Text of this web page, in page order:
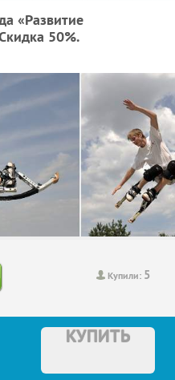
«Развитие
50%.
Купили: 5
КУПИТЬ